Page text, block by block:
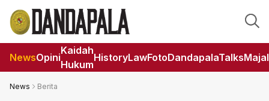
NewsOpini
Kaidah
Hukum
HistoryLawFotoDandapalaTalks
News Berita